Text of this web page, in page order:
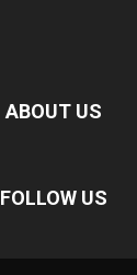
ABOUT US
FOLLOW US